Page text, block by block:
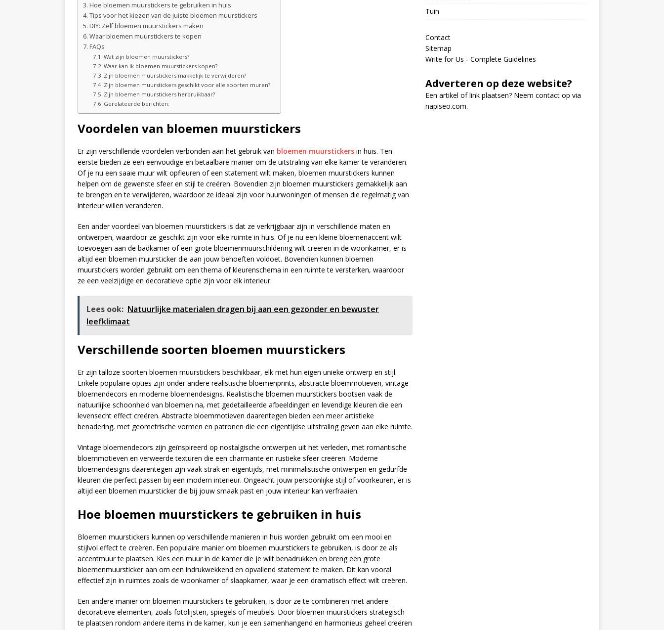
Hoe bloemen muurstickers te gebruiken in huis
Tips voor het kiezen van de juiste bloemen muurstickers
DIY: Zelf bloemen muurstickers maken
Waar bloemen muurstickers te kopen
FAQs
Wat zijn bloemen muurstickers?
Waar kan ik bloemen muurstickers kopen?
Zijn bloemen muurstickers makkelijk te verwijderen?
Zijn bloemen muurstickers geschikt voor alle soorten muren?
Zijn bloemen muurstickers herbruikbaar?
Gerelateerde berichten:
Voordelen van bloemen muurstickers
Er zijn verschillende voordelen verbonden aan het gebruik van bloemen muurstickers in huis. Ten
eerste bieden ze een eenvoudige en betaalbare manier om de uitstraling van elke kamer te veranderen.
Of je nu een saaie muur wilt opfleuren of een statement wilt maken, bloemen muurstickers kunnen
helpen om de gewenste sfeer en stijl te creëren. Bovendien zijn bloemen muurstickers gemakkelijk aan
te brengen en te verwijderen, waardoor ze ideaal zijn voor huurwoningen of mensen die regelmatig van
interieur willen veranderen.
Een ander voordeel van bloemen muurstickers is dat ze verkrijgbaar zijn in verschillende maten en
ontwerpen, waardoor ze geschikt zijn voor elke ruimte in huis. Of je nu een kleine bloemenaccent wilt
toevoegen aan de badkamer of een grote bloemenmuurschildering wilt creëren in de woonkamer, er is
altijd een bloemen muursticker die aan jouw behoeften voldoet. Bovendien kunnen bloemen
muurstickers worden gebruikt om een ​​thema of kleurenschema in een ruimte te versterken, waardoor
ze een veelzijdige en decoratieve optie zijn voor elk interieur.
Lees ook: Natuurlijke materialen dragen bij aan een gezonder en bewuster
leefklimaat
Verschillende soorten bloemen muurstickers
Er zijn talloze soorten bloemen muurstickers beschikbaar, elk met hun eigen unieke ontwerp en stijl.
Enkele populaire opties zijn onder andere realistische bloemenprints, abstracte bloemmotieven, vintage
bloemendecors en moderne bloemendesigns. Realistische bloemen muurstickers bootsen vaak de
natuurlijke schoonheid van bloemen na, met gedetailleerde afbeeldingen en levendige kleuren die een
levensecht effect creëren. Abstracte bloemmotieven daarentegen bieden een meer artistieke
benadering, met geometrische vormen en patronen die een eigentijdse uitstraling geven aan elke ruimte.
Vintage bloemendecors zijn geïnspireerd op nostalgische ontwerpen uit het verleden, met romantische
bloemmotieven en verweerde texturen die een charmante en rustieke sfeer creëren. Moderne
bloemendesigns daarentegen zijn vaak strak en eigentijds, met minimalistische ontwerpen en gedurfde
kleuren die perfect passen bij een modern interieur. Ongeacht jouw persoonlijke stijl of voorkeuren, er is
altijd een bloemen muursticker die bij jouw smaak past en jouw interieur kan verfraaien.
Hoe bloemen muurstickers te gebruiken in huis
Bloemen muurstickers kunnen op verschillende manieren in huis worden gebruikt om een ​​mooi en
stijlvol effect te creëren. Een populaire manier om bloemen muurstickers te gebruiken, is door ze als
accentmuur te plaatsen. Kies een muur in de kamer die je wilt benadrukken en breng een grote
bloemenmuursticker aan om een ​​indrukwekkend en opvallend statement te maken. Dit kan vooral
effectief zijn in ruimtes zoals de woonkamer of slaapkamer, waar je een dramatisch effect wilt creëren.
Een andere manier om bloemen muurstickers te gebruiken, is door ze te combineren met andere
decoratieve elementen, zoals fotolijsten, spiegels of meubels. Door bloemen muurstickers strategisch
te plaatsen rondom andere items in de kamer, kun je een samenhangend en harmonieus geheel creëren
Tuin
Contact
Sitemap
Write for Us - Complete Guidelines
Adverteren op deze website?
Een artikel of link plaatsen? Neem contact op via
napiseo.com.